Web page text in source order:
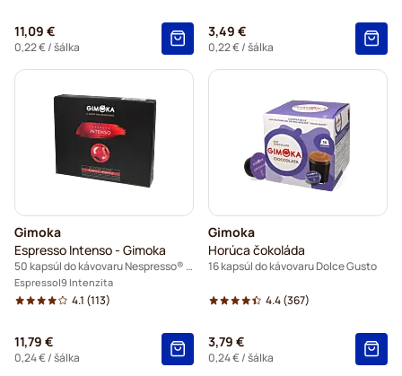
11,09 €
0,22 €/ šálka
3,49 €
0,22 €/ šálka
Gimoka
Espresso Intenso - Gimoka
50 kapsúl do kávovaru Nespresso® Pro
Espresso 9 Intenzita
4.1 (113)
11,79 €
0,24 €/ šálka
Gimoka
Horúca čokoláda
16 kapsúl do kávovaru Dolce Gusto
4.4(367)
3,79 €
0,24 €/ šálka